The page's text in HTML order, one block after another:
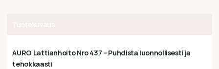
AURO Lattianhoito Nro 437 – Puhdista luonnollisesti ja
tehokkaasti